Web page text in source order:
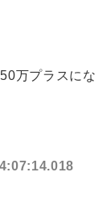
万プラスにな